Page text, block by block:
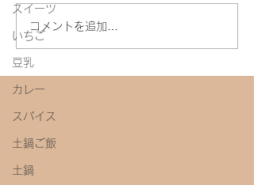
スイーツ
いちご
豆乳
カレー
スパイス
土鍋ご飯
土鍋
今年初めての味噌教室
コメントを追加…